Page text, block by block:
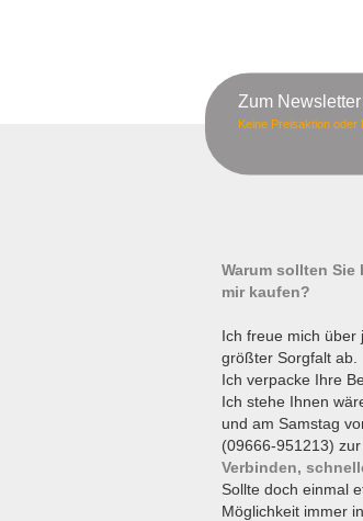
Zum
Keine Preisaktion
Warum sollten
mir kaufen?
Ich freue mich über
größter Sorgfalt ab.
Ich verpacke Ihre
Ich stehe Ihnen
und am Samstag
(09666-951213)
Verbinden,
Sollte doch einmal
Möglichkeit immer